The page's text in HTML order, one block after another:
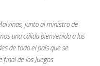
junto al ministro de
una cálida bienvenida a las
de todo el país que se
de los Juegos